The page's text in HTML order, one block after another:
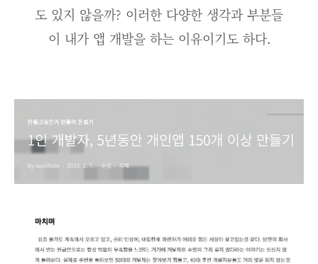
도 있지 않을까? 이러한 다양한 생각과 부분들
이 내가 앱 개발을 하는 이유이기도 하다.